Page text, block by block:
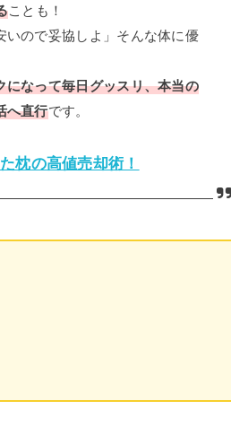
ことも！
いので妥協しよ」そんな体に優
になって毎日グッスリ、本当の
へ直行です。
枕の高値売却術！